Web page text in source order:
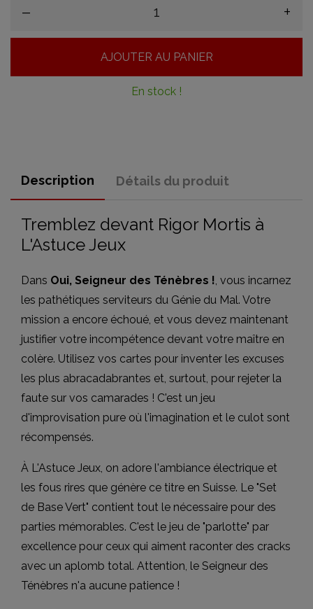
– +
AJOUTER AU PANIER
En stock !
Description Détails du produit
Tremblez devant Rigor Mortis à
L'Astuce Jeux
Dans Oui, Seigneur des Ténèbres !, vous incarnez
les pathétiques serviteurs du Génie du Mal. Votre
mission a encore échoué, et vous devez maintenant
justifier votre incompétence devant votre maître en
colère. Utilisez vos cartes pour inventer les excuses
les plus abracadabrantes et, surtout, pour rejeter la
faute sur vos camarades ! C'est un jeu
d'improvisation pure où l'imagination et le culot sont
récompensés.
À L'Astuce Jeux, on adore l'ambiance électrique et
les fous rires que génère ce titre en Suisse. Le "Set
de Base Vert" contient tout le nécessaire pour des
parties mémorables. C'est le jeu de "parlotte" par
excellence pour ceux qui aiment raconter des cracks
avec un aplomb total. Attention, le Seigneur des
Ténèbres n'a aucune patience !